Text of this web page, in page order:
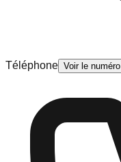
Téléphone Voir le numéro